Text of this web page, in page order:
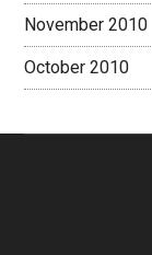
November 2010
October 2010